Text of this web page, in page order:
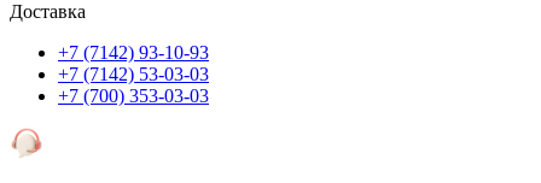
Доставка
+7 (7142) 93-10-93
+7 (7142) 53-03-03
+7 (700) 353-03-03